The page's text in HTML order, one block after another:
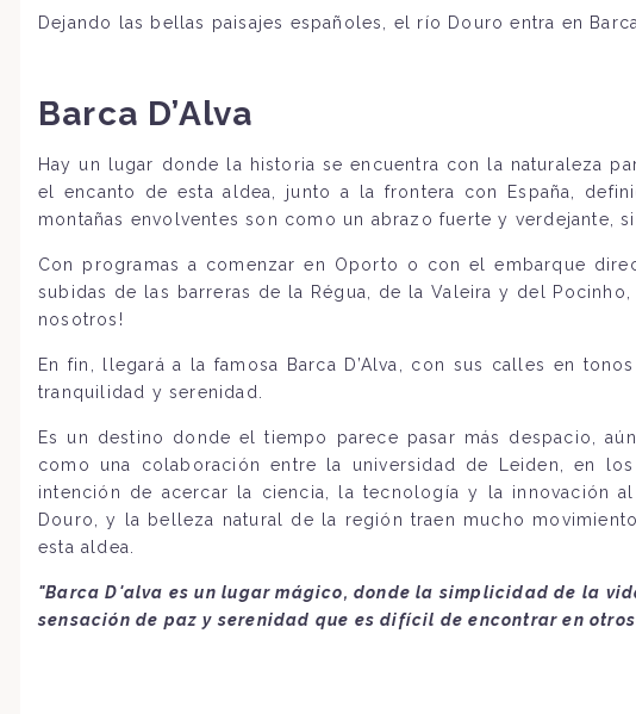
Dejando las bellas paisajes españoles, el río Douro entra en
Barca D’Alva
Hay un lugar donde la historia se encuentra con la naturaleza
el encanto de esta aldea, junto a la frontera con España,
montañas envolventes son como un abrazo fuerte y verdejante,
Con programas a comenzar en Oporto o con el embarque
subidas de las barreras de la Régua, de la Valeira y del
nosotros!
En fin, llegará a la famosa Barca D’Alva, con sus calles en
tranquilidad y serenidad.
Es un destino donde el tiempo parece pasar más despacio,
como una colaboración entre la universidad de Leiden, en
intención de acercar la ciencia, la tecnología y la innovación
Douro, y la belleza natural de la región traen mucho
esta aldea.
"Barca D'alva es un lugar mágico, donde la simplicidad de la
sensación de paz y serenidad que es difícil de encontrar en